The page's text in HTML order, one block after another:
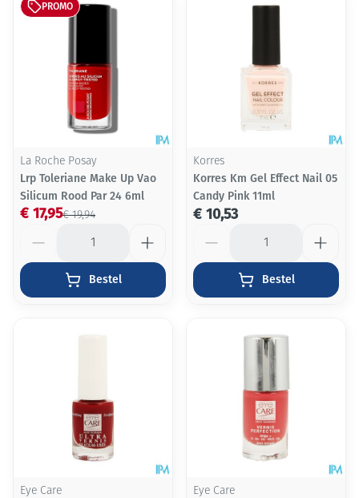
PROMO
La Roche Posay
Lrp Toleriane Make Up Vao
Silicum Rood Par 24 6ml
€ 19,94
€ 17,95
Bestel
Korres
Korres Km Gel Effect Nail 05
Candy Pink 11ml
€ 10,53
Bestel
Eye Care Eye Care